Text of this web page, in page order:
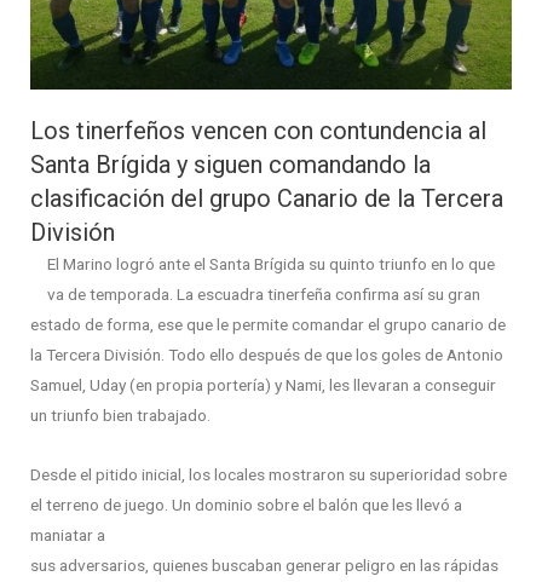
Los tinerfeños vencen con contundencia al
Santa Brígida y siguen comandando la
clasificación del grupo Canario de la Tercera
División
El Marino logró ante el Santa Brígida su quinto triunfo en lo que
va de temporada. La escuadra tinerfeña confirma así su gran
estado de forma, ese que le permite comandar el grupo canario de
la Tercera División. Todo ello después de que los goles de Antonio
Samuel, Uday (en propia portería) y Nami, les llevaran a conseguir
un triunfo bien trabajado.
Desde el pitido inicial, los locales mostraron su superioridad sobre
el terreno de juego. Un dominio sobre el balón que les llevó a
maniatar a
sus adversarios, quienes buscaban generar peligro en las rápidas